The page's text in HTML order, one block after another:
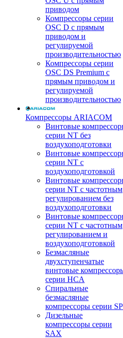
приводом
Компрессоры серии
OSC D с прямым
приводом и
регулируемой
производительностью
Компрессоры серии
OSC DS Premium с
прямым приводом и
регулируемой
производительностью
Компрессоры ARIACOM
Винтовые
серии NT без
воздухоподготовки
Винтовые
серии NT c
воздухоподготовкой
Винтовые
серии NT с частотным
регулированием без
воздухоподготовки
Винтовые
серии NT с частотным
регулированием и
воздухоподготовкой
Безмасляные
двухступенчатые
винтовые
серии HCA
Спиральные
безмасляные
компрессоры серии
Дизельные
компрессоры серии
SAX